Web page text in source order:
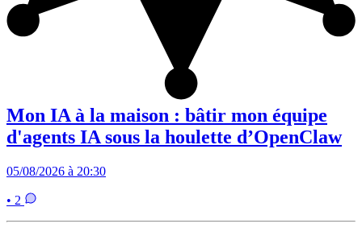
Mon IA à la maison : bâtir mon équipe
d'agents IA sous la houlette d’OpenClaw
05/08/2026 à 20:30
• 2